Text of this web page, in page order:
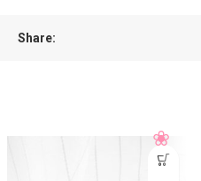
Share: